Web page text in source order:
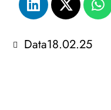
Data18.02.25